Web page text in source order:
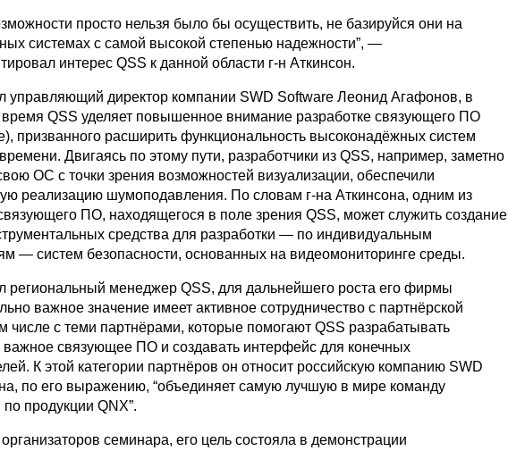
просто нельзя было бы осуществить, не базируйся они на
системах с самой высокой степенью надежности”, —
интерес QSS к данной области г-н Аткинсон.
управляющий директор компании SWD Software Леонид Агафонов, в
QSS уделяет повышенное внимание разработке связующего ПО
призванного расширить функциональность высоконадёжных систем
Двигаясь по этому пути, разработчики из QSS, например, заметно
ОС с точки зрения возможностей визуализации, обеспечили
реализацию шумоподавления. По словам г-на Аткинсона, одним из
ПО, находящегося в поле зрения QSS, может служить создание
средства для разработки — по индивидуальным
— систем безопасности, основанных на видеомониторинге среды.
региональный менеджер QSS, для дальнейшего роста его фирмы
важное значение имеет активное сотрудничество с партнёрской
числе с теми партнёрами, которые помогают QSS разрабатывать
важное связующее ПО и создавать интерфейс для конечных
К этой категории партнёров он относит российскую компанию SWD
по его выражению, “объединяет самую лучшую в мире команду
продукции QNX”.
семинара, его цель состояла в демонстрации